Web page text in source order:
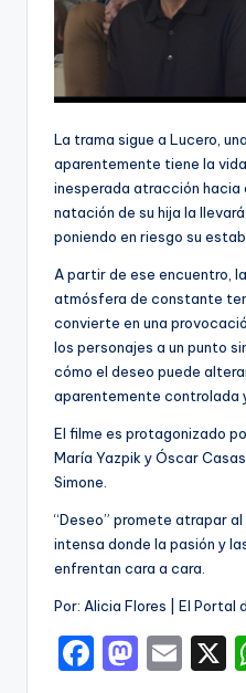
La trama sigue a Lucero,
aparentemente tiene la
inesperada atracción hacia
natación de su hija la
poniendo en riesgo su
A partir de ese encuentro,
atmósfera de constante
convierte en una
los personajes a un punto
cómo el deseo puede
aparentemente controlada
El filme es protagonizado
María Yazpik y Óscar
Simone.
“Deseo” promete atrapar
intensa donde la pasión y
enfrentan cara a cara.
Por: Alicia Flores | El Portal
F
M E